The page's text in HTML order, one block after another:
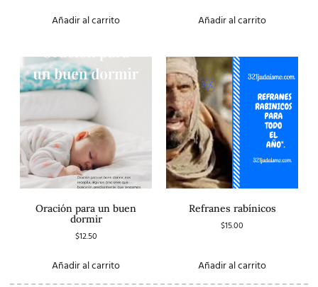
Añadir al carrito
de 5
Añadir al carrito
Oración para un buen
dormir
$12.50
Añadir al carrito
Refranes rabínicos
$15.00
Añadir al carrito